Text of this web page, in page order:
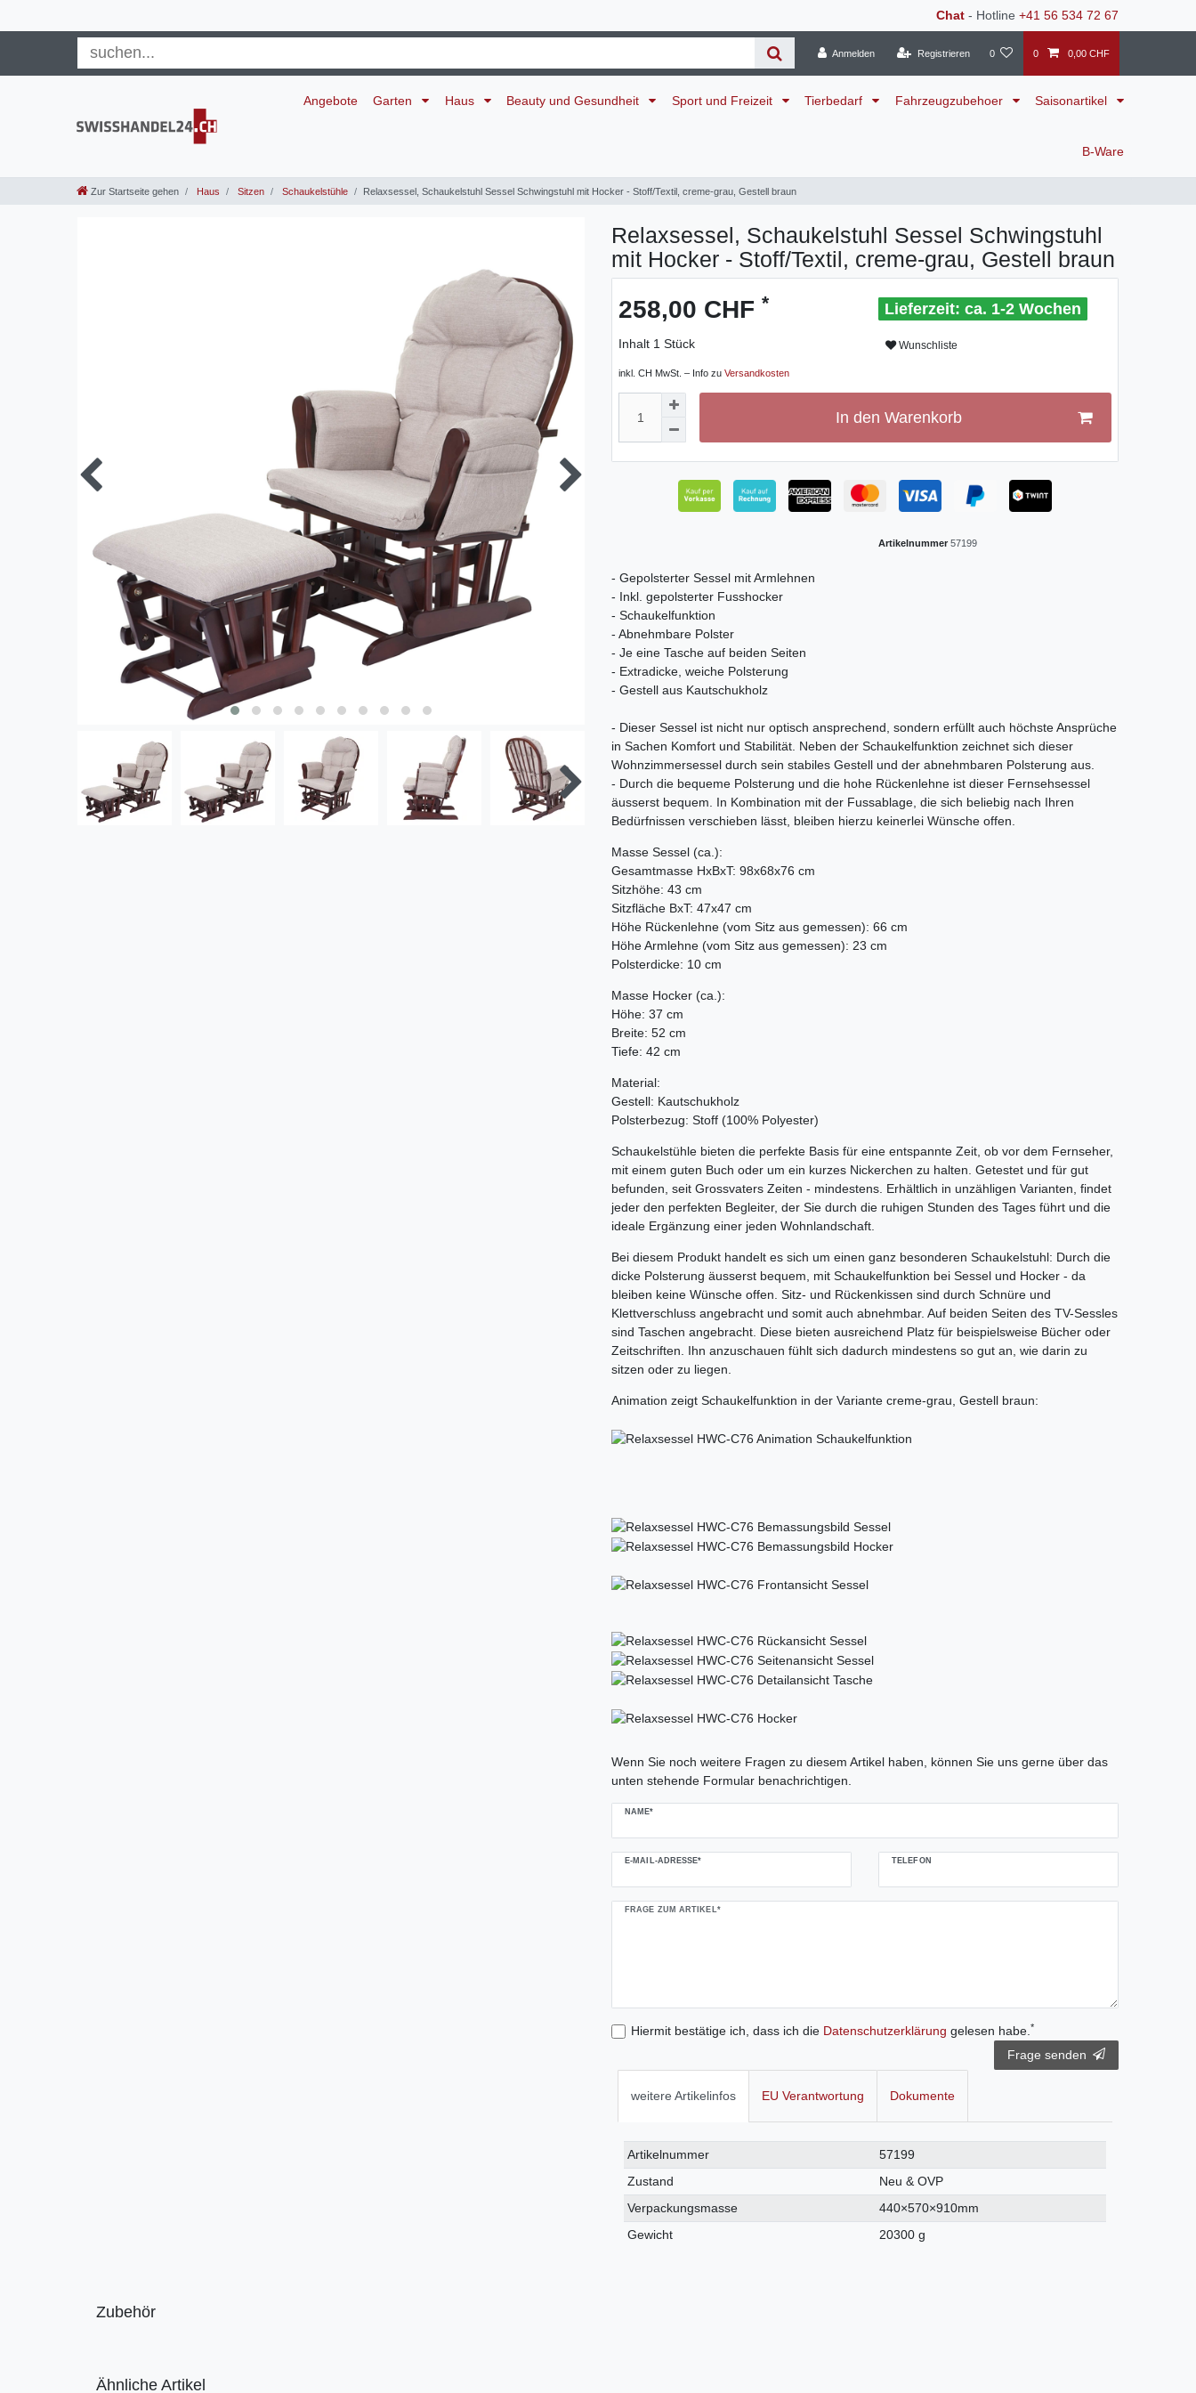
Chat - Hotline +41 56 534 72 67
Anmelden Registrieren 0 0 0,00 CHF
Angebote Garten Haus Beauty und Gesundheit Sport und Freizeit Tierbedarf Fahrzeugzubehoer Saisonartikel
B-Ware
Zur Startseite gehen Haus Sitzen Schaukelstühle Relaxsessel, Schaukelstuhl Sessel Schwingstuhl mit Hocker - Stoff/Textil, creme-grau, Gestell braun
Relaxsessel, Schaukelstuhl Sessel Schwingstuhl
mit Hocker - Stoff/Textil, creme-grau, Gestell braun
258,00 CHF *
Inhalt 1 Stück
inkl. CH MwSt. – Info zu Versandkosten
ca. 1-2 Wochen
Wunschliste
In den Warenkorb
Artikelnummer 57199
- Gepolsterter Sessel mit Armlehnen
- Inkl. gepolsterter Fusshocker
- Schaukelfunktion
- Abnehmbare Polster
- Je eine Tasche auf beiden Seiten
- Extradicke, weiche Polsterung
- Gestell aus Kautschukholz
- Dieser Sessel ist nicht nur optisch ansprechend, sondern erfüllt auch höchste Ansprüche
in Sachen Komfort und Stabilität. Neben der Schaukelfunktion zeichnet sich dieser
Wohnzimmersessel durch sein stabiles Gestell und der abnehmbaren Polsterung aus.
- Durch die bequeme Polsterung und die hohe Rückenlehne ist dieser Fernsehsessel
äusserst bequem. In Kombination mit der Fussablage, die sich beliebig nach Ihren
Bedürfnissen verschieben lässt, bleiben hierzu keinerlei Wünsche offen.
Masse Sessel (ca.):
Gesamtmasse HxBxT: 98x68x76 cm
Sitzhöhe: 43 cm
Sitzfläche BxT: 47x47 cm
Höhe Rückenlehne (vom Sitz aus gemessen): 66 cm
Höhe Armlehne (vom Sitz aus gemessen): 23 cm
Polsterdicke: 10 cm
Masse Hocker (ca.):
Höhe: 37 cm
Breite: 52 cm
Tiefe: 42 cm
Material:
Gestell: Kautschukholz
Polsterbezug: Stoff (100% Polyester)
Schaukelstühle bieten die perfekte Basis für eine entspannte Zeit, ob vor dem Fernseher,
mit einem guten Buch oder um ein kurzes Nickerchen zu halten. Getestet und für gut
befunden, seit Grossvaters Zeiten - mindestens. Erhältlich in unzähligen Varianten, findet
jeder den perfekten Begleiter, der Sie durch die ruhigen Stunden des Tages führt und die
ideale Ergänzung einer jeden Wohnlandschaft.
Bei diesem Produkt handelt es sich um einen ganz besonderen Schaukelstuhl: Durch die
dicke Polsterung äusserst bequem, mit Schaukelfunktion bei Sessel und Hocker - da
bleiben keine Wünsche offen. Sitz- und Rückenkissen sind durch Schnüre und
Klettverschluss angebracht und somit auch abnehmbar. Auf beiden Seiten des TV-Sessles
sind Taschen angebracht. Diese bieten ausreichend Platz für beispielsweise Bücher oder
Zeitschriften. Ihn anzuschauen fühlt sich dadurch mindestens so gut an, wie darin zu
sitzen oder zu liegen.
Animation zeigt Schaukelfunktion in der Variante creme-grau, Gestell braun:
Wenn Sie noch weitere Fragen zu diesem Artikel haben, können Sie uns gerne über das
unten stehende Formular benachrichtigen.
NAME*
E-MAIL-ADRESSE* TELEFON
FRAGE ZUM ARTIKEL*
Hiermit bestätige ich, dass ich die Daten­schutz­erklärung gelesen habe. *
Frage senden
weitere Artikelinfos EU Verantwortung Dokumente
Technisches
Merkmal
Wert
Artikelnummer
57199
Zustand
Neu & OVP
Verpackungsmasse
440×570×910mm
Gewicht
20300 g
Zubehör
Ähnliche Artikel